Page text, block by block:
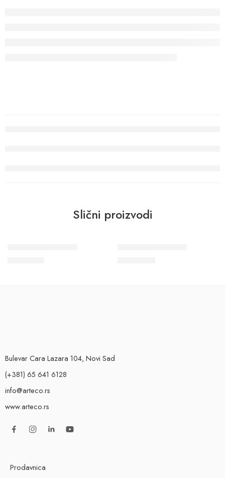
Slični proizvodi
Bulevar Cara Lazara 104, Novi Sad
(+381) 65 641 6128
info@arteco.rs
www.arteco.rs
Prodavnica